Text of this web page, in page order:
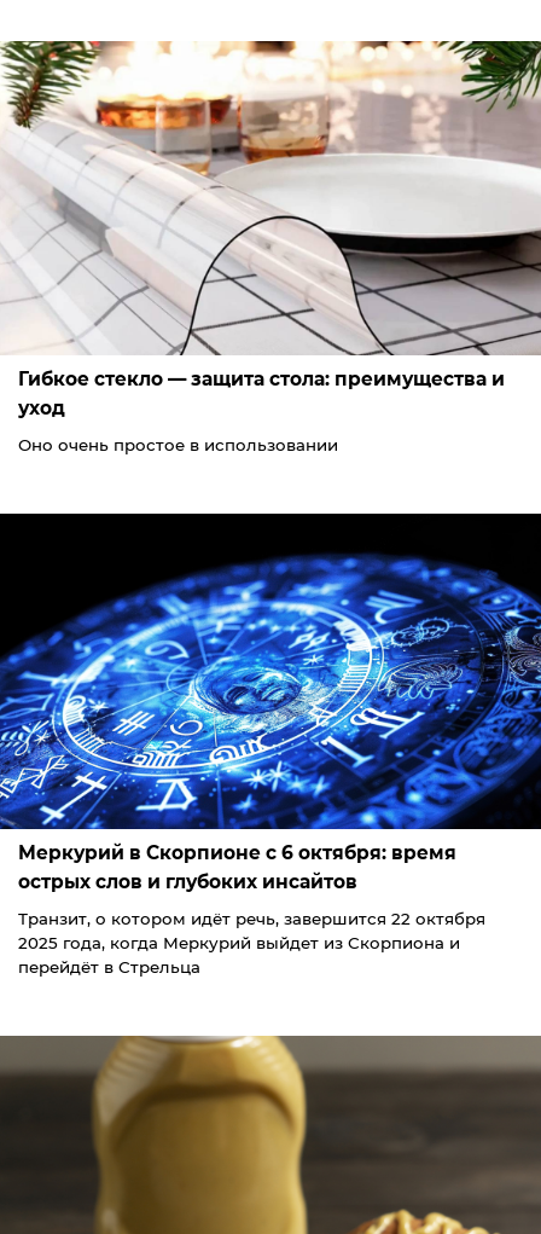
Гибкое стекло — защита стола: преимущества и
уход
Оно очень простое в использовании
Меркурий в Скорпионе с 6 октября: время
острых слов и глубоких инсайтов
Транзит, о котором идёт речь, завершится 22 октября
2025 года, когда Меркурий выйдет из Скорпиона и
перейдёт в Стрельца